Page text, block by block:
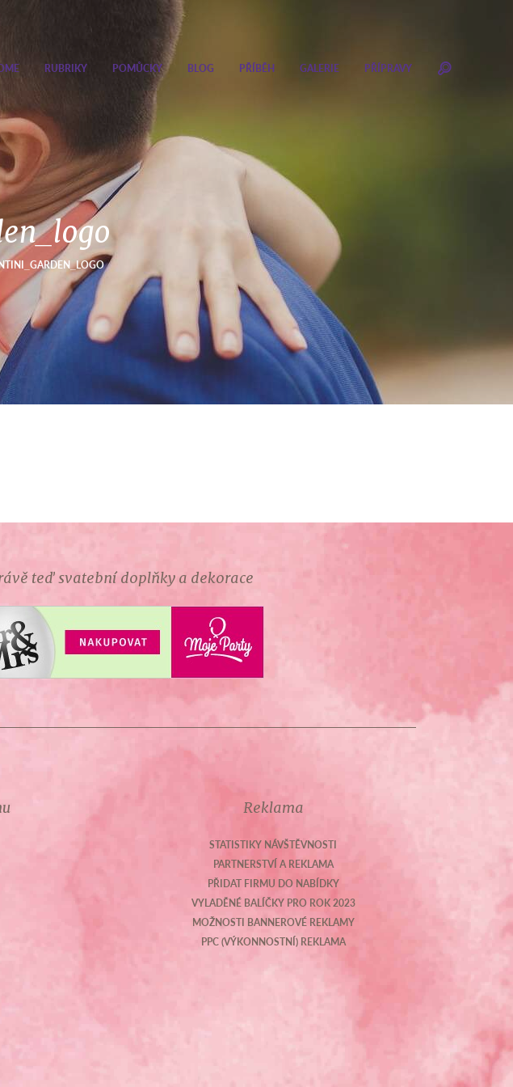
RUBRIKY POMŮCKY BLOG PŘÍBĚH GALERIE PŘÍPRAVY
teď svatební doplňky a dekorace
Reklama
STATISTIKY NÁVŠTĚVNOSTI
PARTNERSTVÍ A REKLAMA
PŘIDAT FIRMU DO NABÍDKY
VYLADĚNÉ BALÍČKY PRO ROK 2023
MOŽNOSTI BANNEROVÉ REKLAMY
PPC (VÝKONNOSTNÍ) REKLAMA